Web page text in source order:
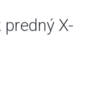
X-